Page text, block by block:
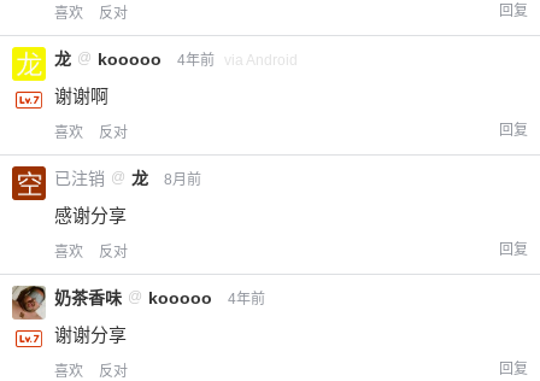
喜欢 反对 回复
龙 @ kooooo 4年前 via Android
谢谢啊
喜欢 反对 回复
已注销 @ 龙 8月前
感谢分享
喜欢 反对 回复
奶茶香味 @ kooooo 4年前
谢谢分享
喜欢 反对 回复